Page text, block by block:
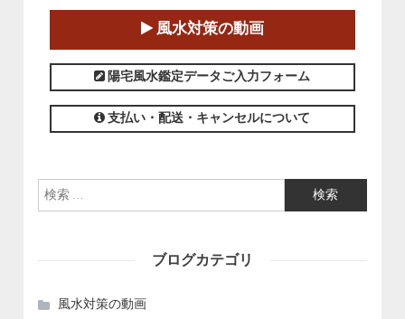
2025-01-11～2025-05-11
この講座の募集は終了しました。
風水対策の動画
陽宅風水鑑定データご入力フォーム
支払い・配送・キャンセルについて
検索:
ブログカテゴリ
風水対策の動画